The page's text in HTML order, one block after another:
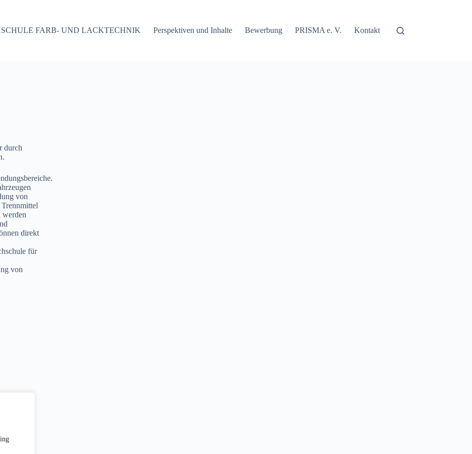
FARB- UND LACKTECHNIK
Perspektiven und Inhalte Bewerbung PRISMA e. V. Kontakt
durch
von
werden
direkt
für
von